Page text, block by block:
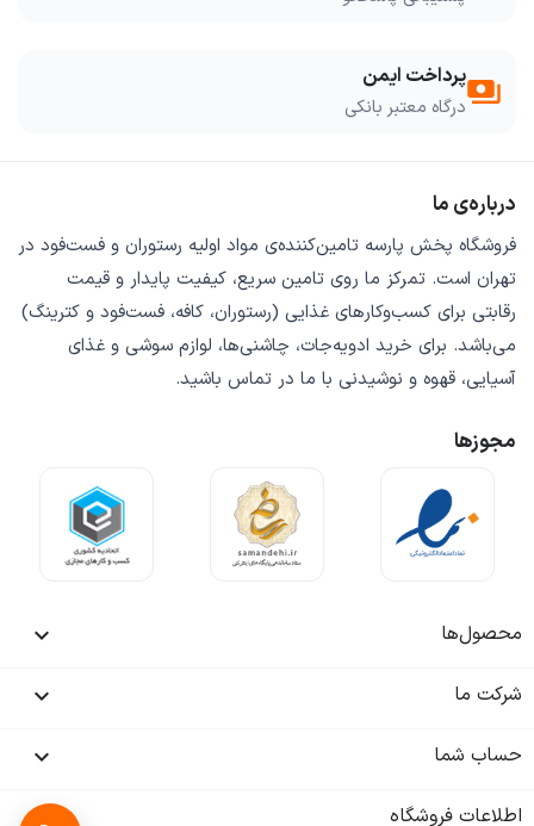
paymentsپرداخت ایمن
درگاه معتبر بانکی
درباره‌ی ما
فروشگاه پخش پارسه تامین‌کننده‌ی مواد اولیه رستوران و فست‌فود در
تهران است. تمرکز ما روی تامین سریع، کیفیت پایدار و قیمت
رقابتی برای کسب‌وکارهای غذایی (رستوران، کافه، فست‌فود و کترینگ)
می‌باشد. برای خرید ادویه‌جات، چاشنی‌ها، لوازم سوشی و غذای
آسیایی، قهوه و نوشیدنی با ما در تماس باشید.
مجوزها
محصول‌ها 
شرکت ما 
حساب شما 
اطلاعات فروشگاه keyboard_arrow_down